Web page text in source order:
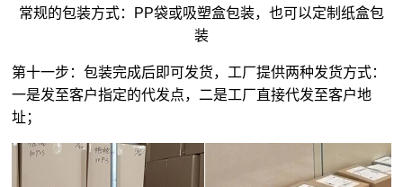
常规的包装方式：PP袋或吸塑盒包装，也可以定制纸盒包
装
第十一步：包装完成后即可发货，工厂提供两种发货方式：
一是发至客户指定的代发点，二是工厂直接代发至客户地
址；